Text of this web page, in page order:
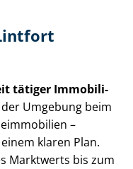
tätiger Im­mo­bi­li­
Umgebung beim
–
klaren Plan.
Marktwerts bis zum